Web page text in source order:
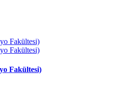
Fakültesi)